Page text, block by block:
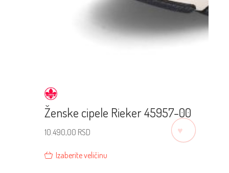
Ženske cipele Rieker 45957-00
10.490,00 RSD
Izaberite veličinu